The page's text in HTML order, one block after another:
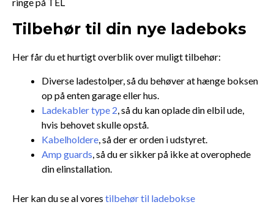
ringe på TEL
Tilbehør til din nye ladeboks
Her får du et hurtigt overblik over muligt tilbehør:
Diverse ladestolper, så du behøver at hænge boksen
op på enten garage eller hus.
Ladekabler type 2, så du kan oplade din elbil ude,
hvis behovet skulle opstå.
Kabelholdere, så der er orden i udstyret.
Amp guards, så du er sikker på ikke at overophede
din elinstallation.
Her kan du se al vores tilbehør til ladebokse